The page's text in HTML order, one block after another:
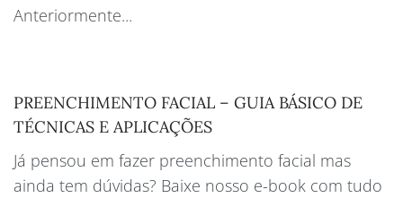
Anteriormente...
PREENCHIMENTO FACIAL – GUIA BÁSICO DE
TÉCNICAS E APLICAÇÕES
Já pensou em fazer preenchimento facial mas
ainda tem dúvidas? Baixe nosso e-book com tudo